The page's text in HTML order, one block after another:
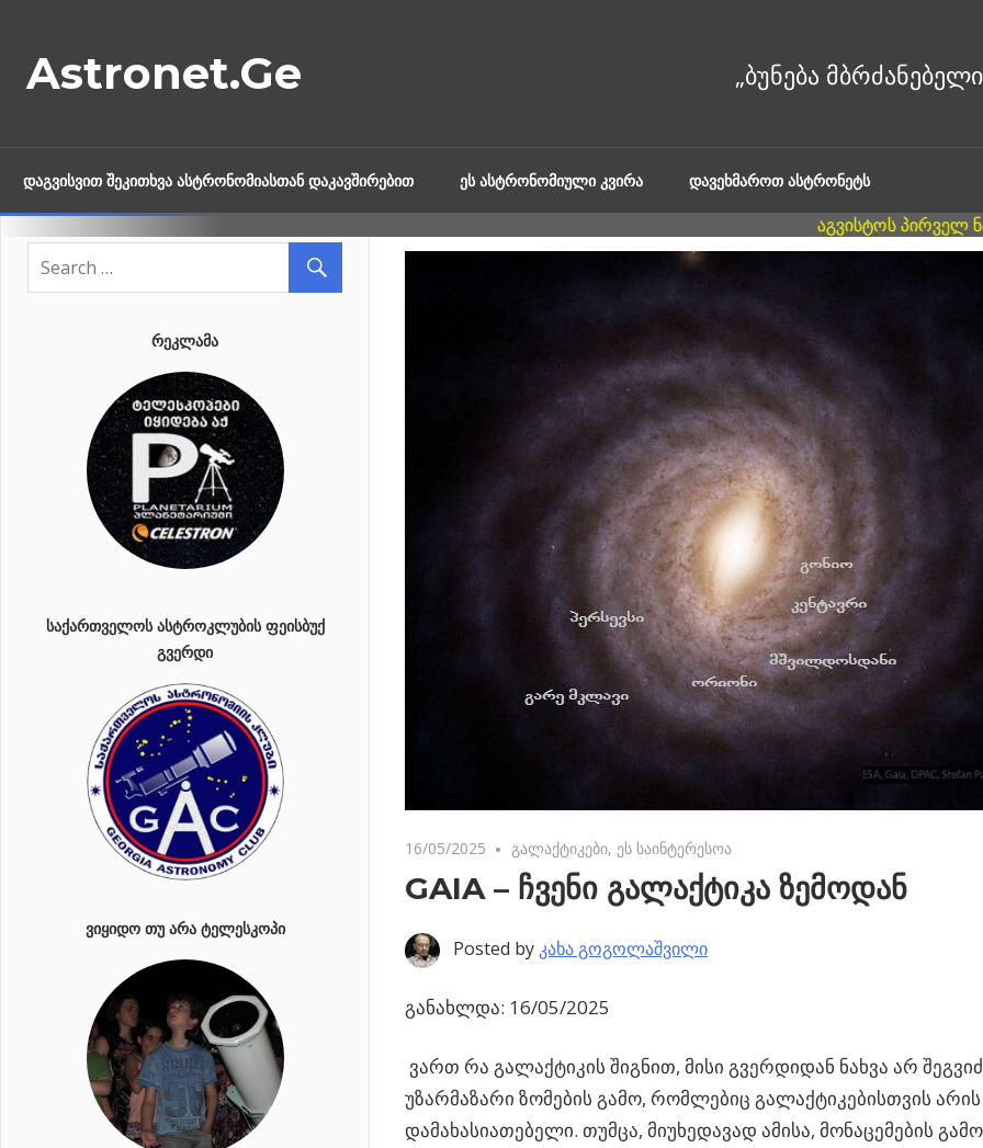
content
Astronet.Ge
ᲓᲐᲒᲕᲘᲡᲕᲘᲗ ᲨᲔᲙᲘᲗᲮᲕᲐ ᲐᲡᲢᲠᲝᲜᲝᲛᲘᲐᲡᲗᲐᲜ ᲓᲐᲙᲐᲕᲨᲘᲠᲔᲑᲘᲗ ᲔᲡ ᲐᲡᲢᲠᲝᲜᲝᲛᲘᲣᲚᲘ ᲙᲕᲘᲠᲐ ᲓᲐᲕᲔᲮᲛᲐᲠᲝᲗ ᲐᲡᲢᲠᲝᲜᲔᲢᲡ
16/05/2025 No comments
გალაქტიკები, ეს საინტერესოა
GAIA – ჩვენი გალაქტიკა ზემოდან
Posted by კახა გოგოლაშვილი
განახლდა: 16/05/2025
ვართ რა გალაქტიკის შიგნით, მისი გვერდიდან ნახვა არ
უზარმაზარი ზომების გამო, რომლებიც გალაქტიკებისთვის არის
დამახასიათებელი. თუმცა, მიუხედავად ამისა, მონაცემების
ᲠᲔᲙᲚᲐᲛᲐ
ᲡᲐᲥᲐᲠᲗᲕᲔᲚᲝᲡ ᲐᲡᲢᲠᲝᲙᲚᲣᲑᲘᲡ ᲤᲔᲘᲡᲑᲣᲥ
ᲒᲕᲔᲠᲓᲘ
ᲕᲘᲧᲘᲓᲝ ᲗᲣ ᲐᲠᲐ ᲢᲔᲚᲔᲡᲙᲝᲞᲘ